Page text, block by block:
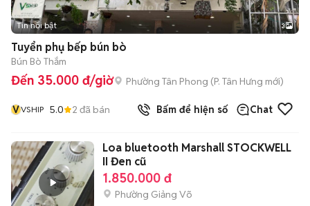
Tin nổi bật 3
Tuyển phụ bếp bún bò
Bún Bò Thắm
Đến 35.000 đ/giờ Phường Tân Phong (P. Tân Hưng mới)
VVSHIP 5.0 2 đã bán Bấm để hiện số Chat
Loa bluetooth Marshall STOCKWELL
II Đen cũ
1.850.000 đ
Phường Giảng Võ